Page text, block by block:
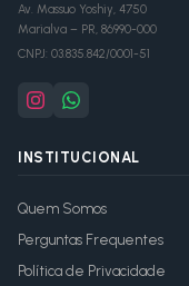
Av. Massuo Yoshiy, 4750
Marialva – PR, 86990-000
CNPJ: 03.835.842/0001-51
INSTITUCIONAL
Quem Somos
Perguntas Frequentes
Política de Privacidade